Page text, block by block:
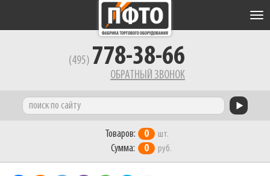
(495) 778-38-66
ОБРАТНЫЙ ЗВОНОК
Товаров: 0 шт.
Сумма: 0 руб.